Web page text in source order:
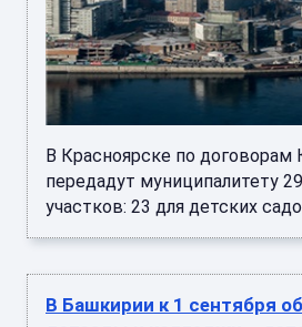
В Красноярске по
передадут муниципалитету
участков: 23 для детских
В Башкирии к 1 сентября